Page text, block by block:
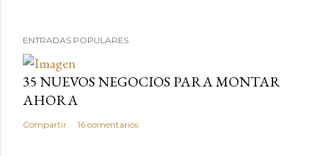
ENTRADAS POPULARES
35 NUEVOS NEGOCIOS PARA MONTAR
AHORA
Compartir 16 comentarios